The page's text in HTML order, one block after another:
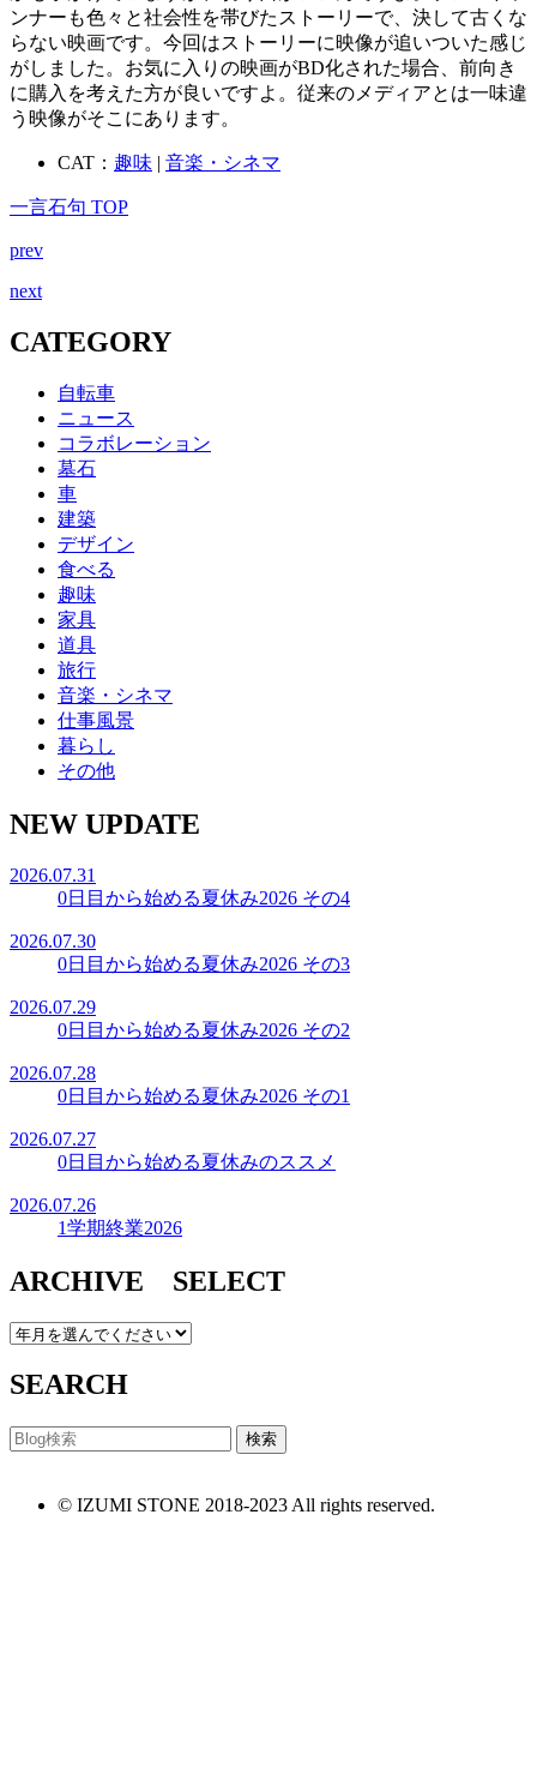
ンナーも色々と社会性を帯びたストーリーで、決して古くな
らない映画です。今回はストーリーに映像が追いついた感じ
がしました。お気に入りの映画がBD化された場合、前向き
に購入を考えた方が良いですよ。従来のメディアとは一味違
う映像がそこにあります。
CAT： 趣味 | 音楽・シネマ
一言石句 TOP
prev
next
CATEGORY
自転車
ニュース
コラボレーション
墓石
車
建築
デザイン
食べる
趣味
家具
道具
旅行
音楽・シネマ
仕事風景
暮らし
その他
NEW UPDATE
2026.07.31
0日目から始める夏休み2026 その4
2026.07.30
0日目から始める夏休み2026 その3
2026.07.29
0日目から始める夏休み2026 その2
2026.07.28
0日目から始める夏休み2026 その1
2026.07.27
0日目から始める夏休みのススメ
2026.07.26
1学期終業2026
ARCHIVE SELECT
SEARCH
© IZUMI STONE 2018-2023 All rights reserved.